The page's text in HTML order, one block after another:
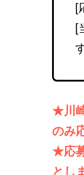
[
[
★川
のみ
★応
とし